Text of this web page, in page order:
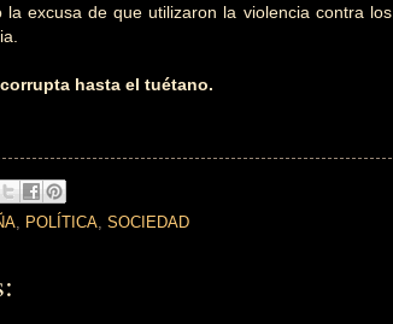
la excusa de que utilizaron la violencia contra los
hasta el tuétano.
POLÍTICA SOCIEDAD